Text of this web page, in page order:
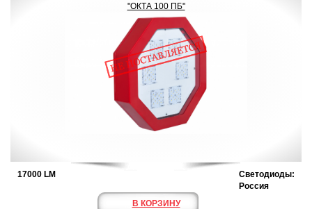
"ОКТА 100 ПБ"
17000 LM
Светодиоды:
Россия
В КОРЗИНУ